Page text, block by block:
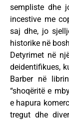
sempliste dhe
incestive me
saj dhe, jo
historike në
Detyrimet në
deidentifikues,
Barber në
“shoqëritë e
e hapura
tregut dhe